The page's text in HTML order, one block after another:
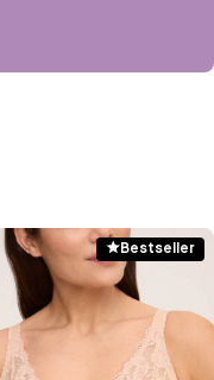
Bestseller